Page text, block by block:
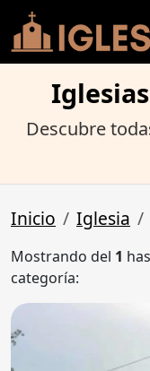
Descubre
Inicio Iglesia
Mostrando del 1
categoría: